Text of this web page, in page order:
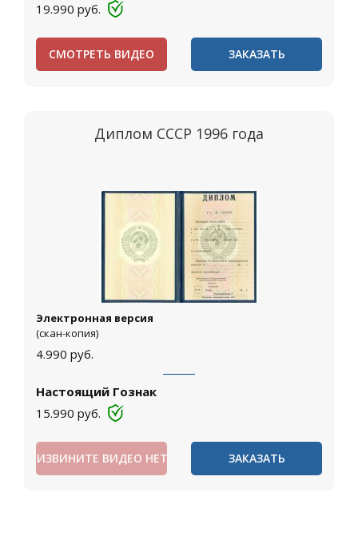
19.990 руб.
СМОТРЕТЬ ВИДЕО ЗАКАЗАТЬ
Диплом СССР 1996 года
Электронная версия
(скан-копия)
4.990 руб.
Настоящий Гознак
15.990 руб.
ИЗВИНИТЕ ВИДЕО НЕТ ЗАКАЗАТЬ